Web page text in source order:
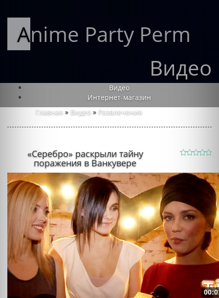
Anime Party Perm
Видео
Видео
Интернет-магазин
Главная » Видео » Развлечения
«Серебро» раскрыли тайну
поражения в Ванкувере